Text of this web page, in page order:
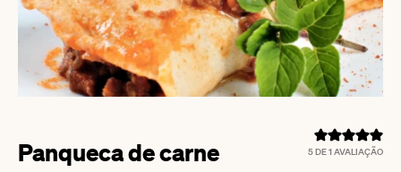
5DE 1 AVALIAÇÃO
Panqueca de carne